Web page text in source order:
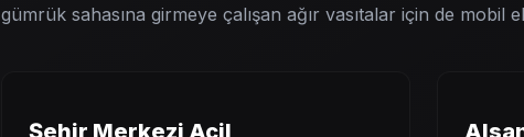
gümrük sahasına girmeye çalışan ağır vasıtalar için de mobil
Şehir Merkezi Acil